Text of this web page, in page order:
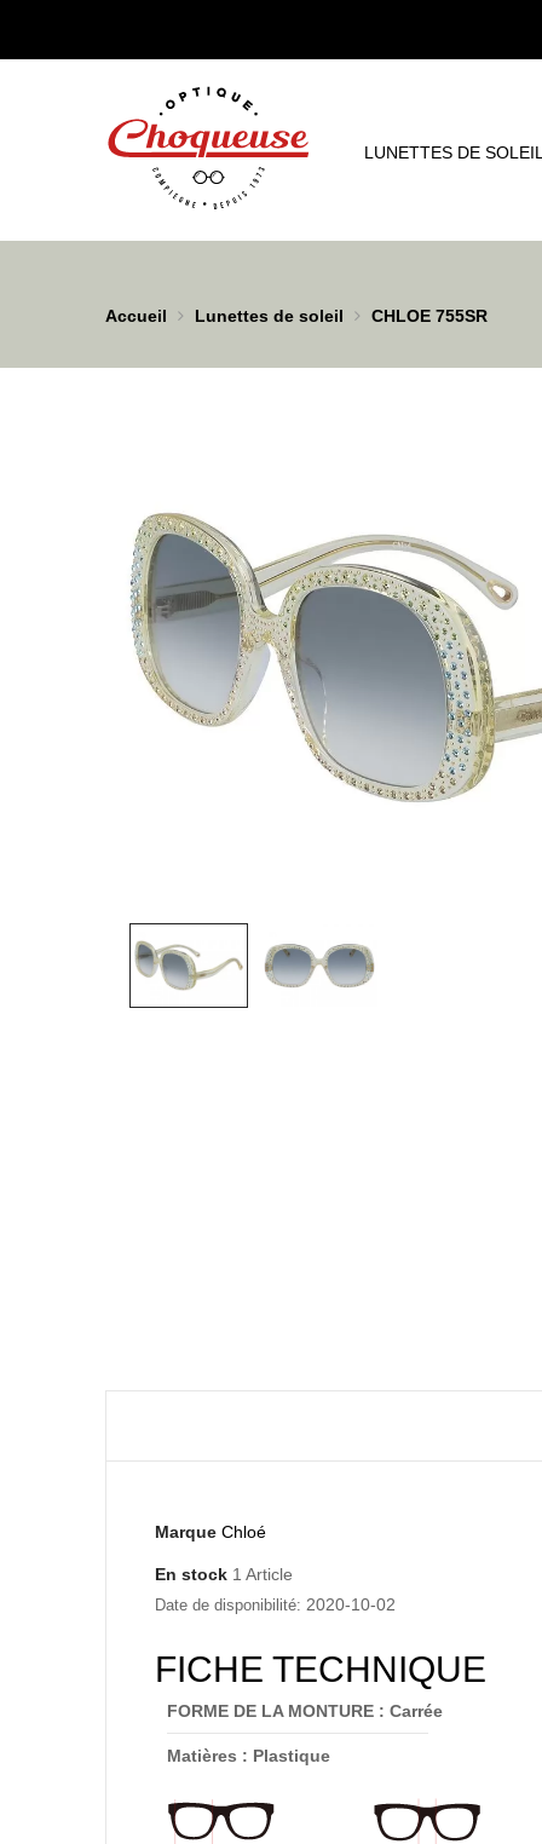
LUNETTES DE
Accueil Lunettes de soleil CHLOE 755SR
Marque Chloé
En stock 1 Article
Date de disponibilité: 2020-10-02
FICHE TECHNIQUE
FORME DE LA MONTURE : Carrée
Matières : Plastique